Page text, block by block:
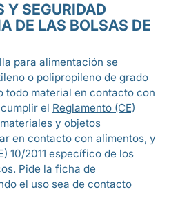
Y SEGURIDAD
DE LAS BOLSAS DE
para alimentación se
o polipropileno de grado
todo material en contacto con
el Reglamento (CE)
y objetos
en contacto con alimentos, y
10/2011 específico de los
Pide la ficha de
el uso sea de contacto